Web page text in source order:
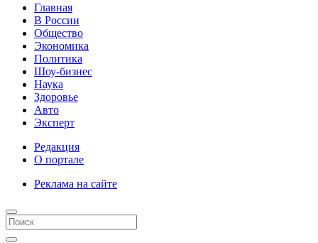
Главная
В России
Общество
Экономика
Политика
Шоу-бизнес
Наука
Здоровье
Авто
Эксперт
Редакция
О портале
Реклама на сайте